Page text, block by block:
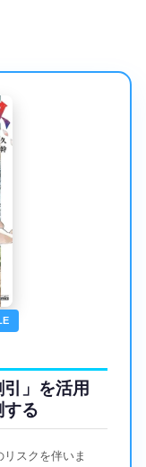
」を活用
する
スクを伴いま